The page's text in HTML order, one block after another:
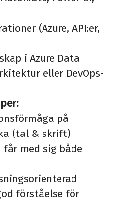
(Azure, API:er,
i Azure Data
eller DevOps-
på
(tal & skrift)
med sig både
förståelse för